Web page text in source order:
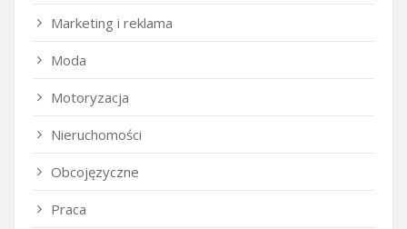
Marketing i reklama
Moda
Motoryzacja
Nieruchomości
Obcojęzyczne
Praca